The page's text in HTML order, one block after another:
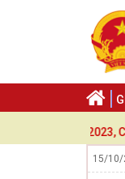
2023, CHUNG
15/10/